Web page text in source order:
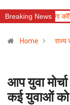
Breaking News
समेत बड़ी
Home राज्य
आप युवा
कई युवाओं को